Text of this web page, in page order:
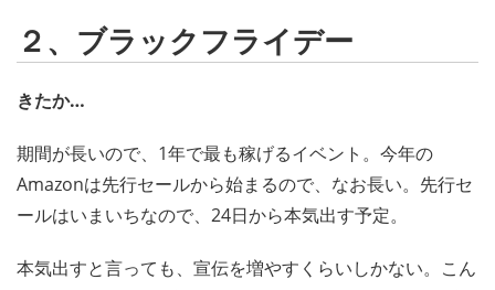
２、ブラックフライデー
きたか…
期間が長いので、1年で最も稼げるイベント。今年の
Amazonは先行セールから始まるので、なお長い。先行セ
ールはいまいちなので、24日から本気出す予定。
本気出すと言っても、宣伝を増やすくらいしかない。こん